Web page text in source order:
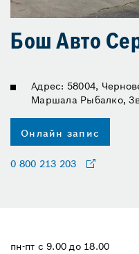
Бош Авто
Адрес: 58004,
Маршала Рыбалко,
Онлайн запис
0 800 213 203
пн-пт с 9.00 до 18.00